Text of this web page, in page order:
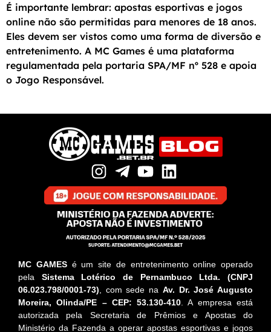
É importante lembrar: apostas esportivas e jogos
online não são permitidas para menores de 18 anos.
Eles devem ser vistos como uma forma de diversão e
entretenimento. A MC Games é uma plataforma
regulamentada pela portaria SPA/MF nº 528 e apoia
o Jogo Responsável.
MC GAMESé um site de entretenimento online operado
pela Sistema Lotérico de Pernambuco Ltda. (CNPJ
06.023.798/0001-73) , com sede na Av. Dr. José Augusto
Moreira, Olinda/PE – CEP: 53.130-410 . A empresa está
autorizada pela Secretaria de Prêmios e Apostas do
Ministério da Fazenda a operar apostas esportivas e jogos